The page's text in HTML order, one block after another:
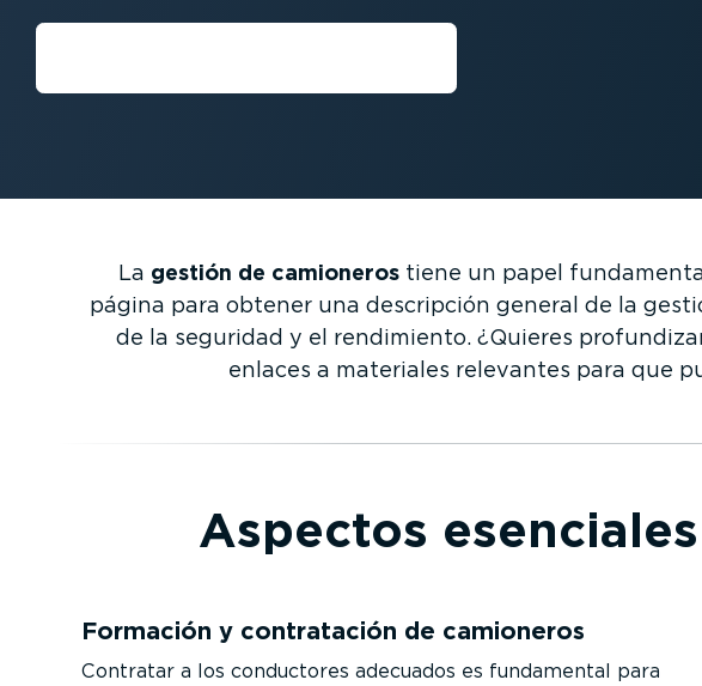
La gestión de camionerostiene un papel
página para obtener una descripción general de la
de la seguridad y el rendimiento. ¿Quieres
enlaces a materiales relevantes para que
Aspectos
Formación y contra­tación de camioneros
Contratar a los conductores adecuados es fundamental para